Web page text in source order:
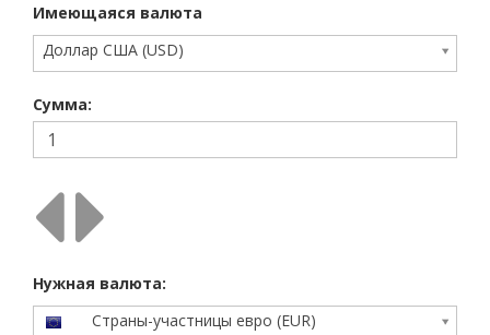
Имеющаяся валюта
Доллар США (USD)
Сумма:
Нужная валюта:
Страны-участницы евро (EUR)